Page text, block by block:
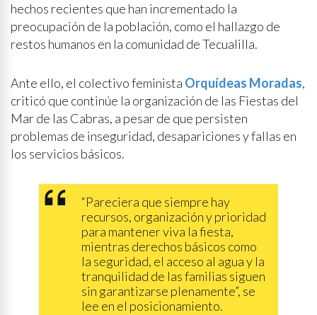
hechos recientes que han incrementado la
preocupación de la población, como el hallazgo de
restos humanos en la comunidad de Tecualilla.
Ante ello, el colectivo feminista Orquídeas Moradas,
criticó que continúe la organización de las Fiestas del
Mar de las Cabras, a pesar de que persisten
problemas de inseguridad, desapariciones y fallas en
los servicios básicos.
“Pareciera que siempre hay
recursos, organización y prioridad
para mantener viva la fiesta,
mientras derechos básicos como
la seguridad, el acceso al agua y la
tranquilidad de las familias siguen
sin garantizarse plenamente”, se
lee en el posicionamiento.